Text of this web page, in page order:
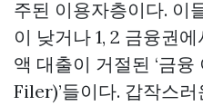
주된 이용자층이다. 이
이 낮거나 1, 2 금융권
액 대출이 거절된 ‘금
Filer)’들이다. 갑작스